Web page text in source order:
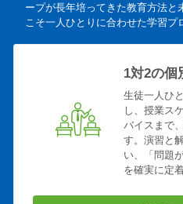
ープが長年培ってきた教育方法と
こそ一人ひとりに合わせた学習プ
1対2の個
生徒一人ひ
し、授業ス
バイスまで
す。演習と
い、「問題
を確実に定